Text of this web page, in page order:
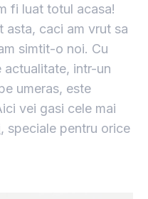
fi luat totul acasa!
asta, caci am vrut sa
simtit-o noi. Cu
intr-un
umeras, este
vei gasi cele mai
, speciale pentru orice